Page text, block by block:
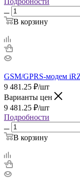
В корзину
GSM/GPRS-модем
9 481.25 ₽/шт
Варианты цен
9 481.25 ₽/шт
Подробности
В корзину